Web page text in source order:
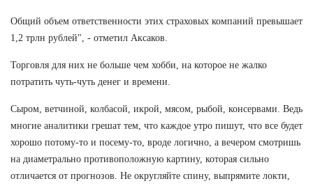
Общий объем ответственности этих страховых компаний превышает
1,2 трлн рублей", - отметил Аксаков.
Торговля для них не больше чем хобби, на которое не жалко
потратить чуть-чуть денег и времени.
Сыром, ветчиной, колбасой, икрой, мясом, рыбой, консервами. Ведь
многие аналитики грешат тем, что каждое утро пишут, что все будет
хорошо потому-то и посему-то, вроде логично, а вечером смотришь
на диаметрально противоположную картину, которая сильно
отличается от прогнозов. Не округляйте спину, выпрямите локти,